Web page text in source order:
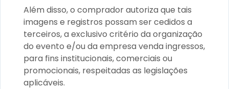
Além disso, o comprador autoriza que tais
imagens e registros possam ser cedidos a
terceiros, a exclusivo critério da organização
do evento e/ou da empresa venda ingressos,
para fins institucionais, comerciais ou
promocionais, respeitadas as legislações
aplicáveis.